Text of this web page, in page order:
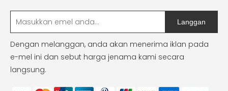
Langgan
Dengan melanggan, anda akan menerima iklan pada
e-mel ini dan sebut harga jenama kami secara
langsung.